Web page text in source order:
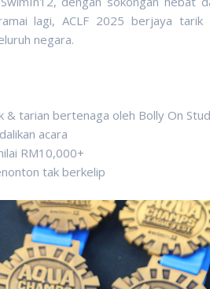
lagi, ACLF 2025 berjaya
negara.
& tarian bertenaga oleh Bolly On
acara
RM10,000+
tak berkelip